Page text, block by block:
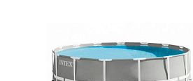
Купить в 1 клик Сравнение
В избранное Недоступно